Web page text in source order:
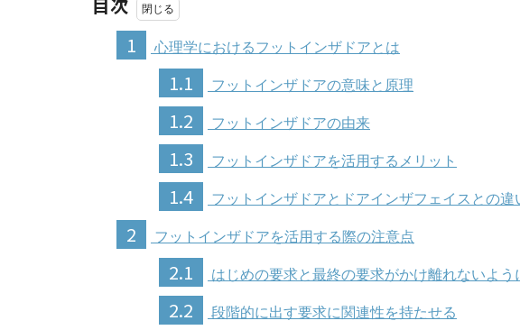
目次
1
心理学におけるフットインザドアとは
1.1 フットインザドアの意味と原理
1.2 フットインザドアの由来
1.3 フットインザドアを活用するメリット
1.4 フットインザドアとドアインザフェイスとの違
2 フットインザドアを活用する際の注意点
2.1 はじめの要求と最終の要求がかけ離れないよう
2.2 段階的に出す要求に関連性を持たせる